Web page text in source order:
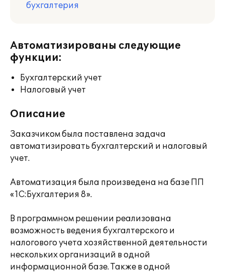
бухгалтерия
Автоматизированы следующие
функции:
Бухгалтерский учет
Налоговый учет
Описание
Заказчиком была поставлена задача
автоматизировать бухгалтерский и налоговый
учет.
Автоматизация была произведена на базе ПП
«1С:Бухгалтерия 8».
В программном решении реализована
возможность ведения бухгалтерского и
налогового учета хозяйственной деятельности
нескольких организаций в одной
информационной базе. Также в одной